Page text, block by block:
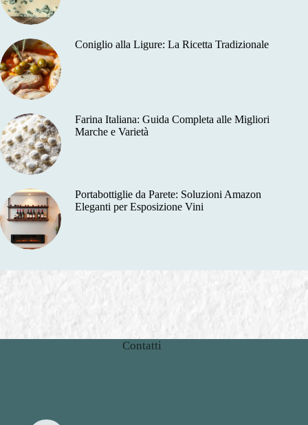
Coniglio alla Ligure: La Ricetta Tradizionale
Farina Italiana: Guida Completa alle Migliori
Marche e Varietà
Portabottiglie da Parete: Soluzioni Amazon
Eleganti per Esposizione Vini
Contatti